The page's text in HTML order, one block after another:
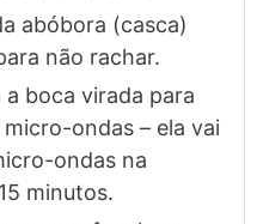
abóbora (casca)
não rachar.
boca virada para
ondas – ela vai
ondas na
minutos.